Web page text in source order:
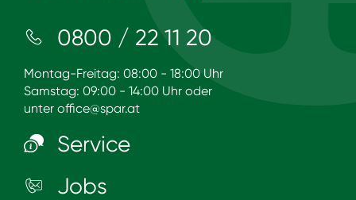
0800 / 22 11 20
Montag-Freitag: 08:00 - 18:00 Uhr
Samstag: 09:00 - 14:00 Uhr oder
unter office@spar.at
Service
Jobs